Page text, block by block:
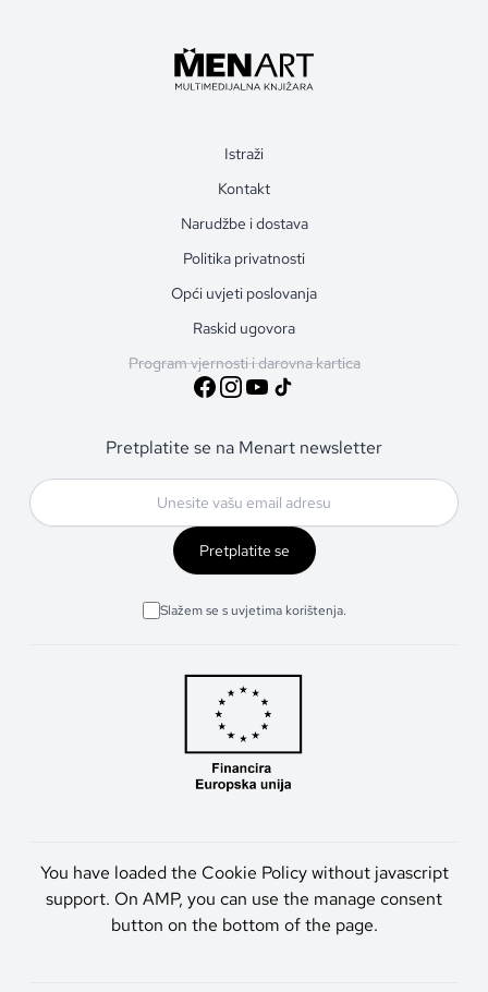
Istraži
Kontakt
Narudžbe i dostava
Politika privatnosti
Opći uvjeti poslovanja
Raskid ugovora
Program vjernosti i darovna kartica
Pretplatite se na Menart newsletter
Pretplatite se
Slažem se s uvjetima korištenja.
You have loaded the Cookie Policy without javascript
support. On AMP, you can use the manage consent
button on the bottom of the page.